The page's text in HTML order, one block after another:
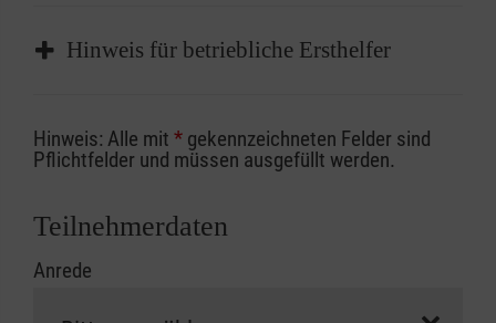
Hinweis für betriebliche Ersthelfer
Sofern Sie ein Kostenübernahmeverfahren
Ihrer Berufsgenossenschaft / Unfallkasse
Abrechnungsunterlagen spätestens zu
erfolgt eine Abrechnung der vollen Kursgebühr
Hinweis: Alle mit * gekennzeichneten Felder sind
Pflichtfelder und müssen ausgefüllt werden.
Teilnehmerdaten
Anrede